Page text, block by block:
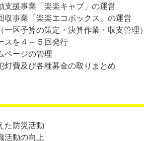
支援事業「楽楽キャブ」の運営
収事業「楽楽エコボックス」の運営
一区予算の策定・決算作業・収支管理）
スを４～５回発行
ページの管理
灯費及び各種募金の取りまとめ
た防災活動
活動の向上